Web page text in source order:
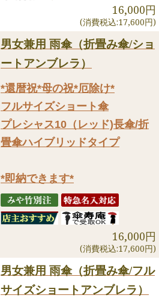
16,000円
(消費税込:17,600円)
男女兼用 雨傘（折畳み傘/ショ
ートアンブレラ）
*還暦祝*母の祝*厄除け*
フルサイズショート傘
プレシャス10（レッド)長傘/折
畳傘ハイブリッドタイプ
*即納できます*
16,000円
(消費税込:17,600円)
男女兼用 雨傘（折畳み傘/フル
サイズショートアンブレラ）